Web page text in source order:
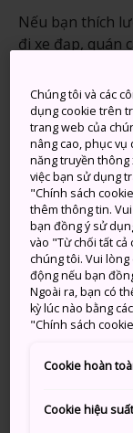
Nếu bạn thích
đi xe đạp, quán
biển, thì chắc
trấn nhỏ ven
giao thoa
biển trong vắt,
Đừng bỏ
Cơ hội
Trải
đung đưa
Chúng tôi và các
dụng cookie trên
trang web của
nâng cao, phục vụ
năng truyền thông
việc bạn sử dụng
"Chính sách
thêm thông tin.
bạn đồng ý sử
vào "Từ chối tất
chúng tôi. Vui
động nếu bạn
Ngoài ra, bạn có
kỳ lúc nào bằng
"Chính sách
Cookie hoàn
Cookie hiệu